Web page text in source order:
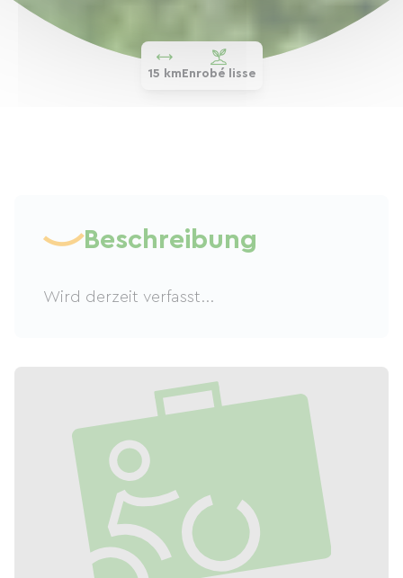
15 kmEnrobé lisse
Beschreibung
Wird derzeit verfasst...